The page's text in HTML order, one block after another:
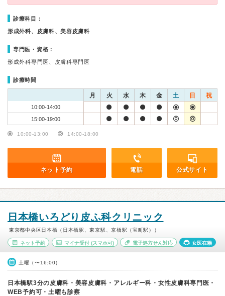
診療科目：
形成外科、皮膚科、美容皮膚科
専門医・資格：
形成外科専門医、皮膚科専門医
診療時間
月 火 水 木 金 土 日 祝
10:00-14:00
15:00-19:00
10:00-13:00 14:00-18:00
ネット予約 電話 公式サイト
日本橋いろどり皮ふ科クリニック
東京都中央区日本橋（日本橋駅、東京駅、京橋駅（宝町駅））
ネット予約 マイナ受付(スマホ可) 電子処方せん対応 女医在籍
土曜（〜16:00）
日本橋駅3分の皮膚科・美容皮膚科・アレルギー科・女性皮膚科専門医・
WEB予約可・土曜も診察